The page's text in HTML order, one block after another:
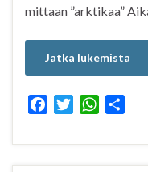
mittaan ”arktikaa”
Jatka lukemista
c
e
i
t
W
a
t
a
r